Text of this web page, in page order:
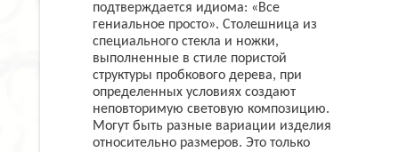
подтверждается идиома: «Все
гениальное просто». Столешница из
специального стекла и ножки,
выполненные в стиле пористой
структуры пробкового дерева, при
определенных условиях создают
неповторимую световую композицию.
Могут быть разные вариации изделия
относительно размеров. Это только